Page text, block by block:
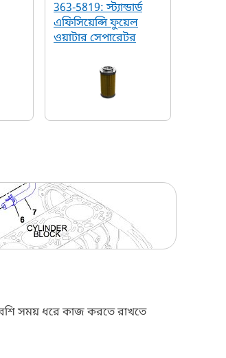
363-5819: স্ট্যান্ডার্ড
এফিসিয়েন্সি ফুয়েল
ওয়াটার সেপারেটর
সময় ধরে কাজ করতে রাখতে